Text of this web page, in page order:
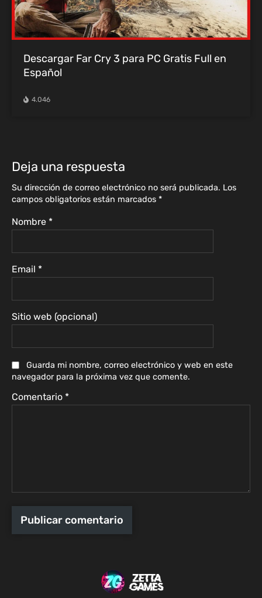
Descargar Far Cry 3 para PC Gratis Full en
Español
4.046
Deja una respuesta
Su dirección de correo electrónico no será publicada. Los
campos obligatorios están marcados *
Nombre *
Email *
Sitio web (opcional)
Guarda mi nombre, correo electrónico y web en este
navegador para la próxima vez que comente.
Comentario *